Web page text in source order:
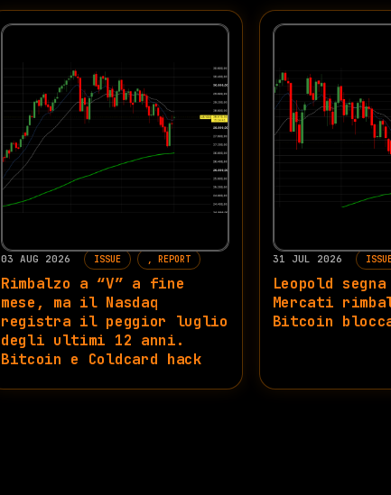
03 AUG 2026 ISSUE REPORT
Rimbalzo a “V” a fine
mese, ma il Nasdaq
registra il peggior luglio
degli ultimi 12 anni.
Bitcoin e Coldcard hack
31 JUL 2026
Leopold
Mercati
Bitcoin